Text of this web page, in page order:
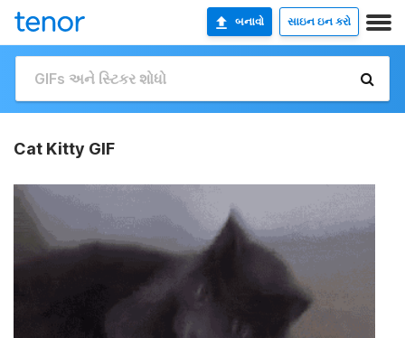
બનાવો સાઇન ઇન કરો
Cat Kitty GIF